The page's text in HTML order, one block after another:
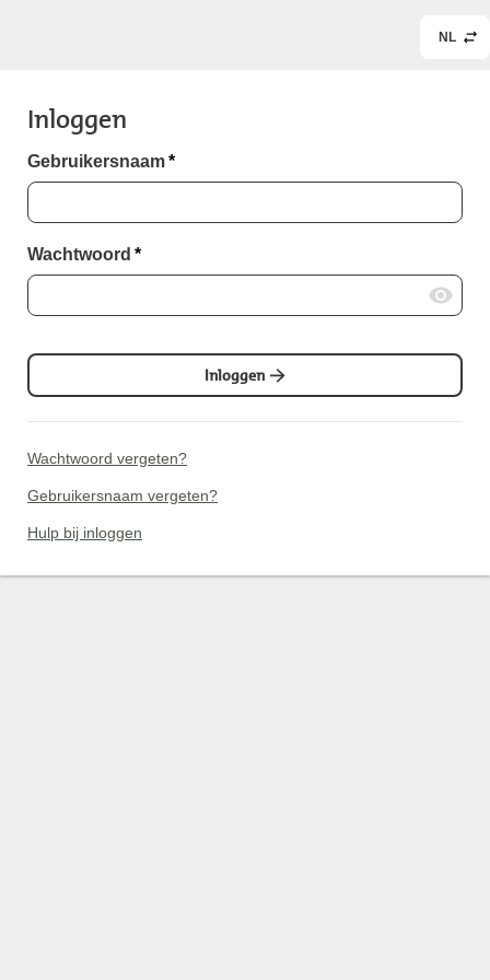
NL
Inloggen
Gebruikersnaam*
Wachtwoord *
Inloggen
Wachtwoord vergeten?
Gebruikersnaam vergeten?
Hulp bij inloggen